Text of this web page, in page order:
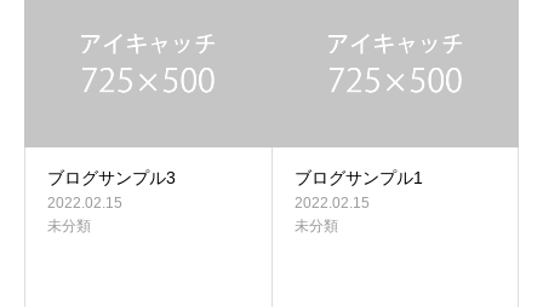
ブログサンプル3
2022.02.15
未分類
ブログサンプル1
2022.02.15
未分類